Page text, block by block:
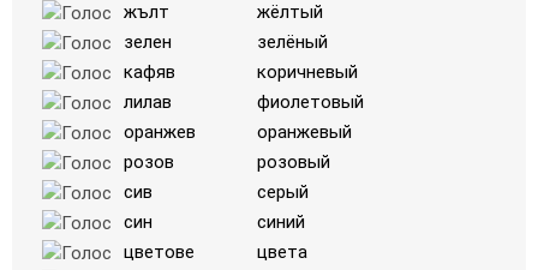
жълт
жёлтый
зелен
зелёный
кафяв
коричневый
лилав
фиолетовый
оранжев
оранжевый
розов
розовый
сив
серый
син
синий
цветове
цвета